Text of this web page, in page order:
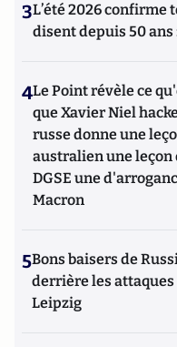
3L’été 2026 confirme
disent depuis 50
4Le Point révèle ce
que Xavier Niel
russe donne une
australien une leçon
DGSE une
Macron
5Bons baisers de
derrière les
Leipzig